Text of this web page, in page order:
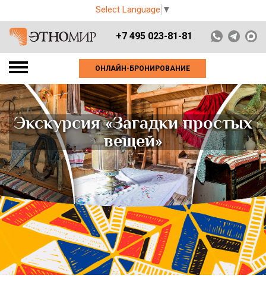
Select Language ▼
+7 495 023-81-81
ОНЛАЙН-БРОНИРОВАНИЕ
Экскурсия «Загадки простых
вещей»